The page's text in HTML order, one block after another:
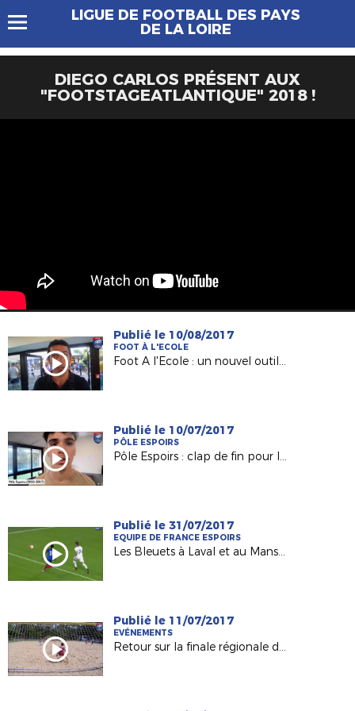
LIGUE DE FOOTBALL DES PAYS
DE LA LOIRE
DIEGO CARLOS PRÉSENT AUX
"FOOTSTAGEATLANTIQUE" 2018 !
Publié le 10/08/2017
FOOT À L'ECOLE
Foot A l'Ecole : un nouvel outil pour les Responsables de Sections Sportives !
Publié le 10/07/2017
PÔLE ESPOIRS
Pôle Espoirs : clap de fin pour la Génération 2002 (Episode 1)
Publié le 31/07/2017
EQUIPE DE FRANCE ESPOIRS
Les Bleuets à Laval et au Mans début septembre !
Publié le 11/07/2017
EVÉNEMENTS
Retour sur la finale régionale de Beach-Soccer 2017 !